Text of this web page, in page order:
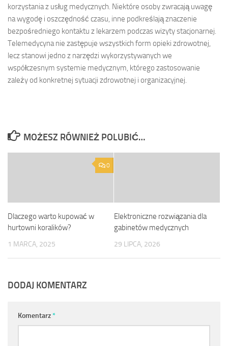
korzystania z usług medycznych. Niektóre osoby zwracają uwagę
na wygodę i oszczędność czasu, inne podkreślają znaczenie
bezpośredniego kontaktu z lekarzem podczas wizyty stacjonarnej.
Telemedycyna nie zastępuje wszystkich form opieki zdrowotnej,
lecz stanowi jedno z narzędzi wykorzystywanych we
współczesnym systemie medycznym, którego zastosowanie
zależy od konkretnej sytuacji zdrowotnej i organizacyjnej.
MOŻESZ RÓWNIEŻ POLUBIĆ…
0
Dlaczego warto kupować w
hurtowni koralików?
1 MARCA, 2025
Elektroniczne rozwiązania dla
gabinetów medycznych
29 LIPCA, 2026
DODAJ KOMENTARZ
Komentarz*